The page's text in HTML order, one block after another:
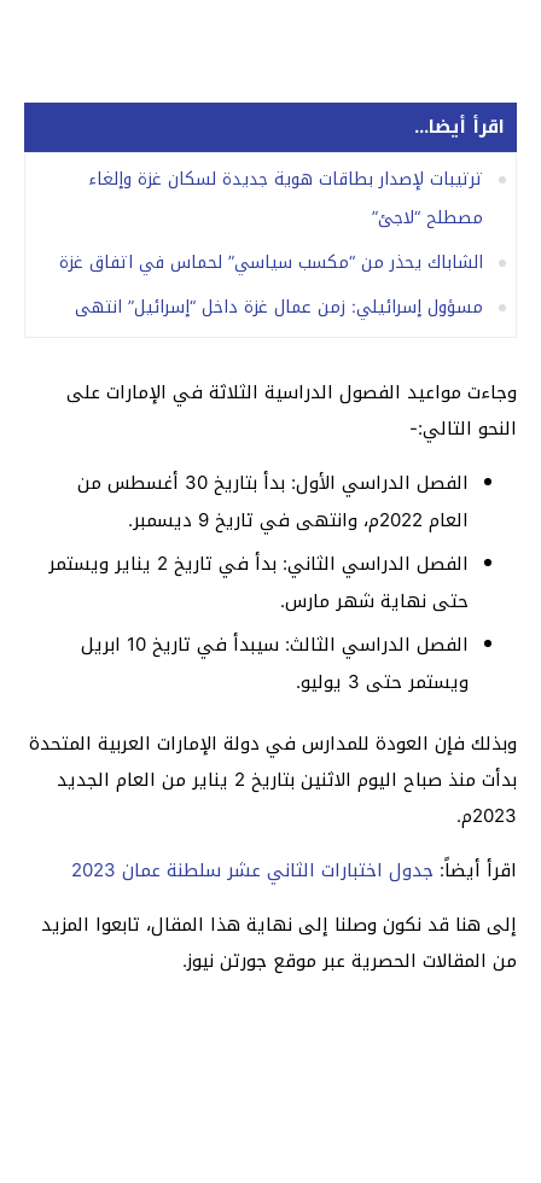
اقرأ أيضا...
ترتيبات لإصدار بطاقات هوية جديدة لسكان غزة وإلغاء
مصطلح “لاجئ”
الشاباك يحذر من “مكسب سياسي” لحماس في اتفاق غزة
مسؤول إسرائيلي: زمن عمال غزة داخل “إسرائيل” انتهى
وجاءت مواعيد الفصول الدراسية الثلاثة في الإمارات على
النحو التالي:-
الفصل الدراسي الأول: بدأ بتاريخ 30 أغسطس من
العام 2022م، وانتهى في تاريخ 9 ديسمبر.
الفصل الدراسي الثاني: بدأ في تاريخ 2 يناير ويستمر
حتى نهاية شهر مارس.
الفصل الدراسي الثالث: سيبدأ في تاريخ 10 ابريل
ويستمر حتى 3 يوليو.
وبذلك فإن العودة للمدارس في دولة الإمارات العربية المتحدة
بدأت منذ صباح اليوم الاثنين بتاريخ 2 يناير من العام الجديد
2023م.
اقرأ أيضاً: جدول اختبارات الثاني عشر سلطنة عمان 2023
إلى هنا قد نكون وصلنا إلى نهاية هذا المقال، تابعوا المزيد
من المقالات الحصرية عبر موقع جورتن نيوز.